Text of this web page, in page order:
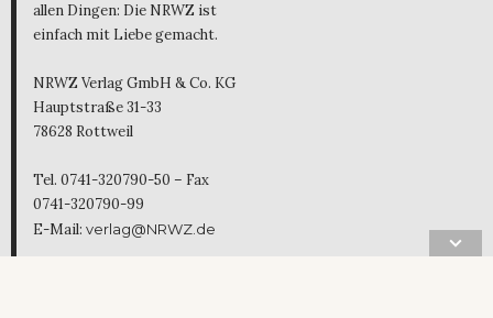
allen Dingen: Die NRWZ ist
einfach mit Liebe gemacht.
NRWZ Verlag GmbH & Co. KG
Hauptstraße 31-33
78628 Rottweil
Tel. 0741-320790-50 – Fax
0741-320790-99
E-Mail: verlag@NRWZ.de